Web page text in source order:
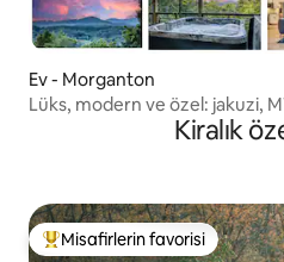
Ev - Morganton
Lüks, modern ve özel: jakuzi,
Kiralık
Misafirlerin favorilerinden en
Misafirlerin favorisi